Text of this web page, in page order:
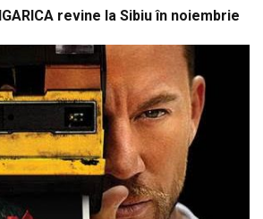
revine la Sibiu în noiembrie